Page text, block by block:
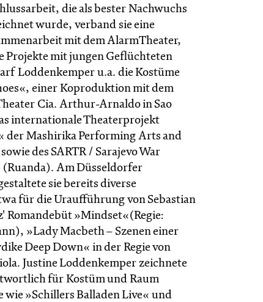
die als bester Nachwuchs
wurde, verband sie eine
mit dem AlarmTheater,
Projekte mit jungen Geflüchteten
Loddenkemper u.a. die Kostüme
einer Koproduktion mit dem
Cia. Arthur-Arnaldo in Sao
internationale Theaterprojekt
der Mashirika Performing Arts and
des SARTR / Sarajevo War
Am Düsseldorfer
sie bereits diverse
für die Uraufführung von Sebastian
Romandebüt »Mindset«(Regie:
»Lady Macbeth – Szenen einer
Deep Down« in der Regie von
Justine Loddenkemper zeichnete
für Kostüm und Raum
wie »Schillers Balladen Live« und